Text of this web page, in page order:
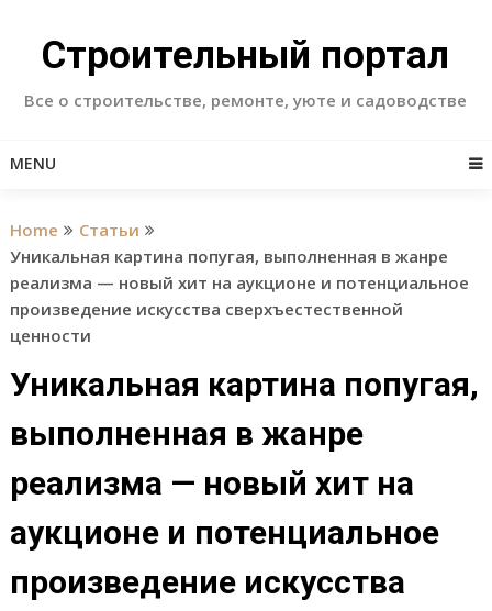
contentСтроительный портал
Все о строительстве, ремонте, уюте и садоводстве
MENU
Home
Статьи
Уникальная картина попугая, выполненная в жанре
реализма — новый хит на аукционе и потенциальное
произведение искусства сверхъестественной
ценности
Уникальная картина попугая,
выполненная в жанре
реализма — новый хит на
аукционе и потенциальное
произведение искусства